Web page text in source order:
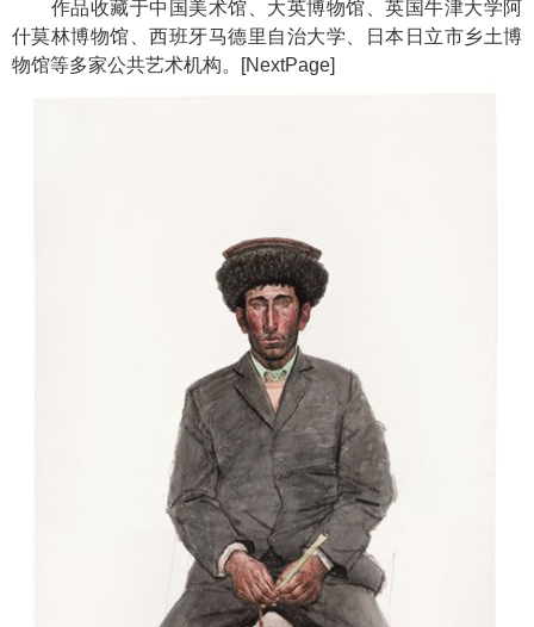
作品收藏于中国美术馆、大英博物馆、英国牛津大学阿
什莫林博物馆、西班牙马德里自治大学、日本日立市乡土博
物馆等多家公共艺术机构。[NextPage]